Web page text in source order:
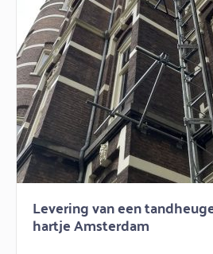
Levering van een
hartje Amsterdam